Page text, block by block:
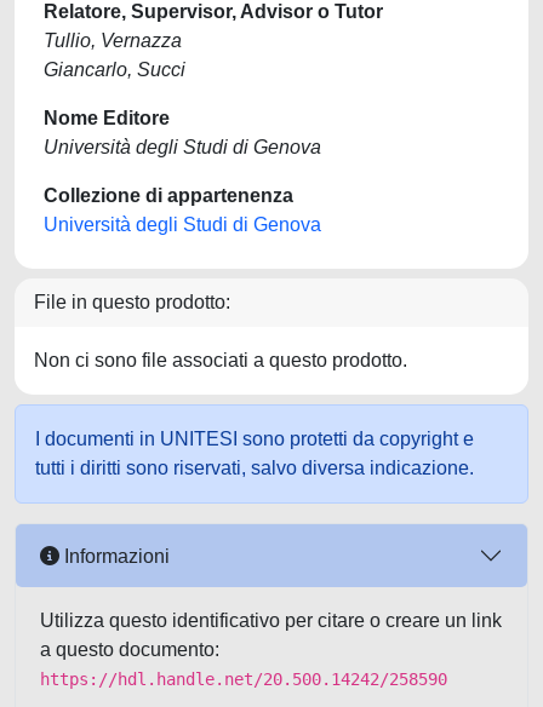
Relatore, Supervisor, Advisor o Tutor
Tullio, Vernazza
Giancarlo, Succi
Nome Editore
Università degli Studi di Genova
Collezione di appartenenza
Università degli Studi di Genova
File in questo prodotto:
Non ci sono file associati a questo prodotto.
I documenti in UNITESI sono protetti da copyright e
tutti i diritti sono riservati, salvo diversa indicazione.
Informazioni
Utilizza questo identificativo per citare o creare un link
a questo documento:
https://hdl.handle.net/20.500.14242/258590